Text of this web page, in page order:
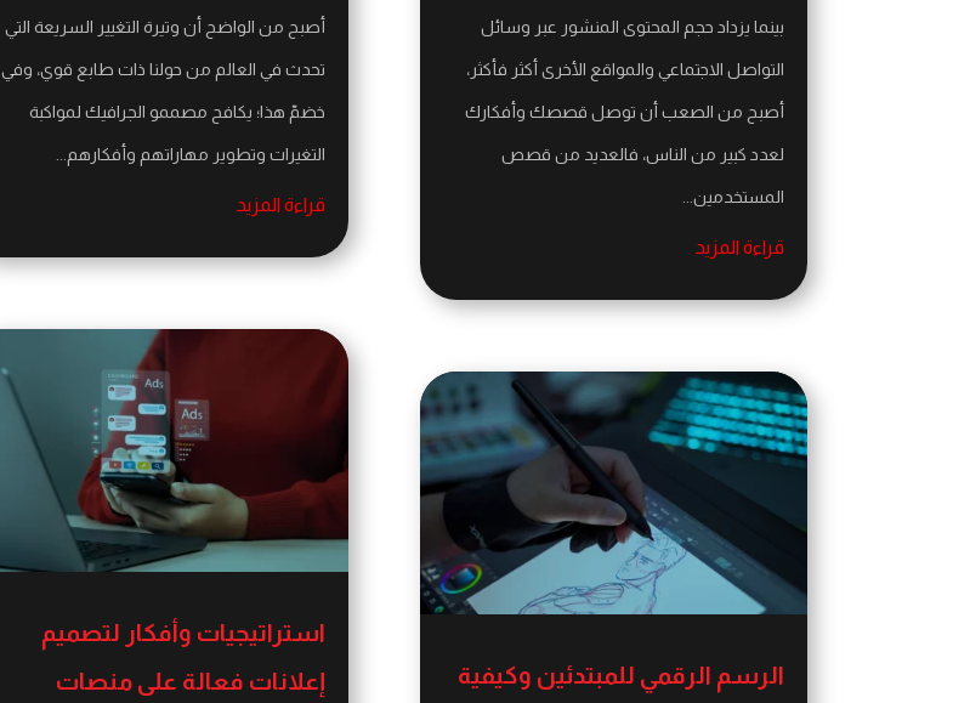
بينما يزداد حجم المحتوى المنشور عبر وسائل
التواصل الاجتماعي والمواقع الأخرى أكثر فأكثر،
أصبح من الصعب أن توصل قصصك وأفكارك
لعدد كبير من الناس، فالعديد من قصص
المستخدمين...
قراءة المزيد
الرسم الرقمي للمبتدئين وكيفية
أصبح من الواضح أن وتيرة التغيير السريعة التي
تحدث في العالم من حولنا ذات طابع قوي، وفي
خضمّ هذا؛ يكافح مصممو الجرافيك لمواكبة
التغيرات وتطوير مهاراتهم وأفكارهم...
قراءة المزيد
استراتيجيات وأفكار لتصميم
إعلانات فعالة على منصات